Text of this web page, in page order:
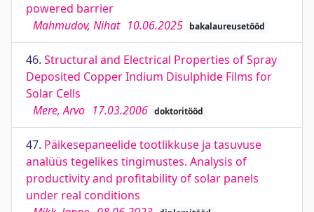
powered barrier
Mahmudov, Nihat 10.06.2025 bakalaureusetööd
46. Structural and Electrical Properties of Spray
Deposited Copper Indium Disulphide Films for
Solar Cells
Mere, Arvo 17.03.2006 doktoritööd
47. Päikesepaneelide tootlikkuse ja tasuvuse
analüüs tegelikes tingimustes. Analysis of
productivity and profitability of solar panels
under real conditions